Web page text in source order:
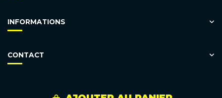
INFORMATIONS
CONTACT